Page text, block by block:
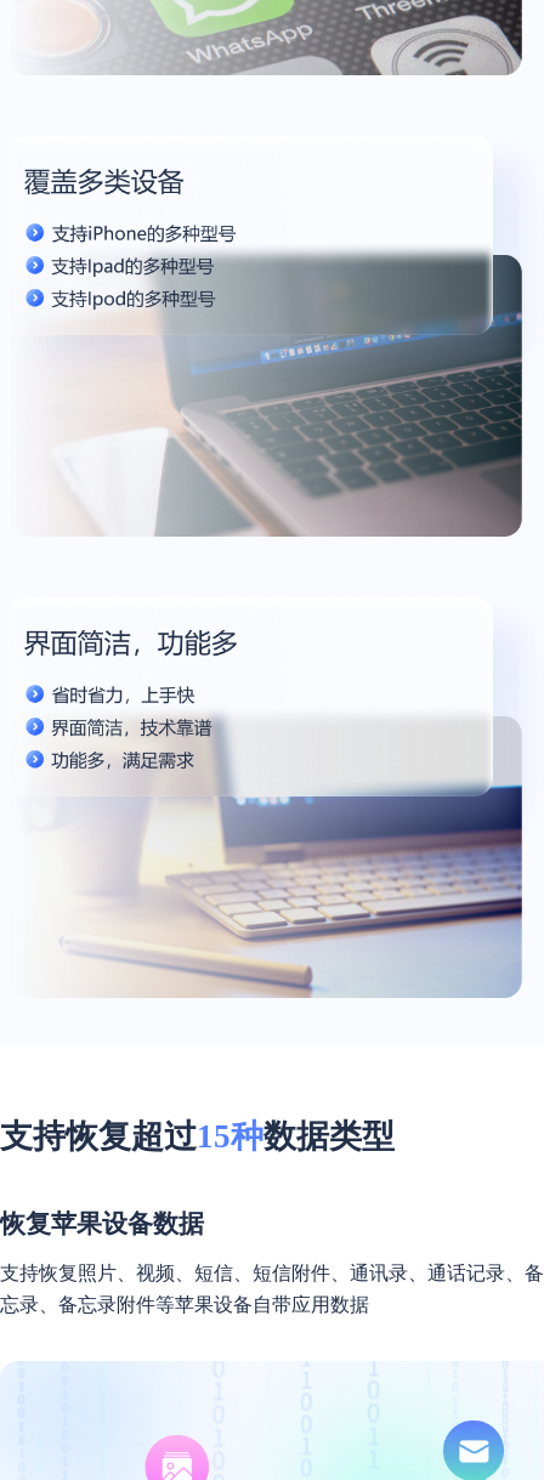
支持恢复超过15种数据类型
恢复苹果设备数据
支持恢复照片、视频、短信、短信附件、通讯录、通话记录、备
忘录、备忘录附件等苹果设备自带应用数据